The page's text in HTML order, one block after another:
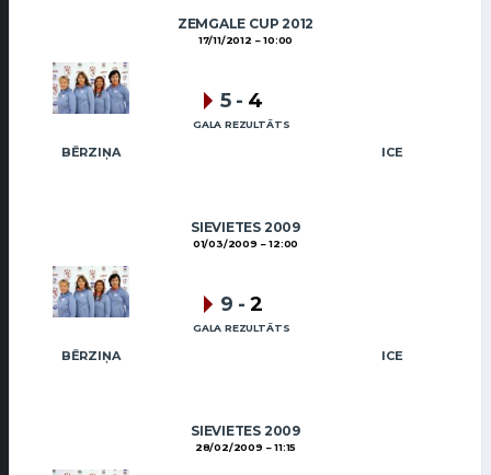
ZEMGALE CUP 2012
17/11/2012 10:00
BĒRZIŅA ICE
5 - 4
GALA REZULTĀTS
SIEVIETES 2009
01/03/2009 12:00
BĒRZIŅA ICE
9 - 2
GALA REZULTĀTS
SIEVIETES 2009
28/02/2009 11:15